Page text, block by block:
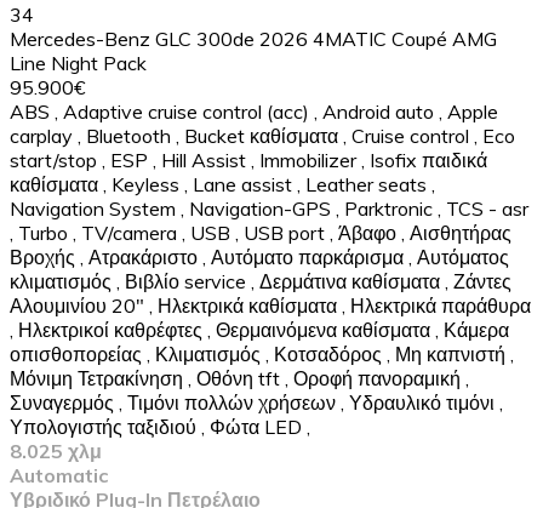
34
Mercedes-Benz GLC 300de 2026 4MATIC Coupé AMG
Line Night Pack
95.900€
ABS
Adaptive cruise control (acc) Android auto
Apple
carplay Bluetooth Bucket καθίσματα Cruise control
Eco
start/stop
ESP Hill Assist Immobilizer Isofix παιδικά
καθίσματα Keyless Lane assist Leather seats
Navigation System
Navigation-GPS Parktronic TCS - asr
Turbo TV/camera USB USB port Άβαφο Αισθητήρας
Βροχής Ατρακάριστο Αυτόματο παρκάρισμα Αυτόματος
κλιματισμός
Βιβλίο service Δερμάτινα καθίσματα Ζάντες
Αλουμινίου 20"
Ηλεκτρικά καθίσματα Ηλεκτρικά παράθυρα
Ηλεκτρικοί καθρέφτες Θερμαινόμενα καθίσματα Κάμερα
οπισθοπορείας
Κλιματισμός Κοτσαδόρος Μη καπνιστή
Μόνιμη Τετρακίνηση Οθόνη tft Οροφή πανοραμική
Συναγερμός Τιμόνι πολλών χρήσεων Υδραυλικό τιμόνι
Υπολογιστής ταξιδιού
Φώτα LED
8.025 χλμ
Automatic
Υβριδικό Plug-In Πετρέλαιο